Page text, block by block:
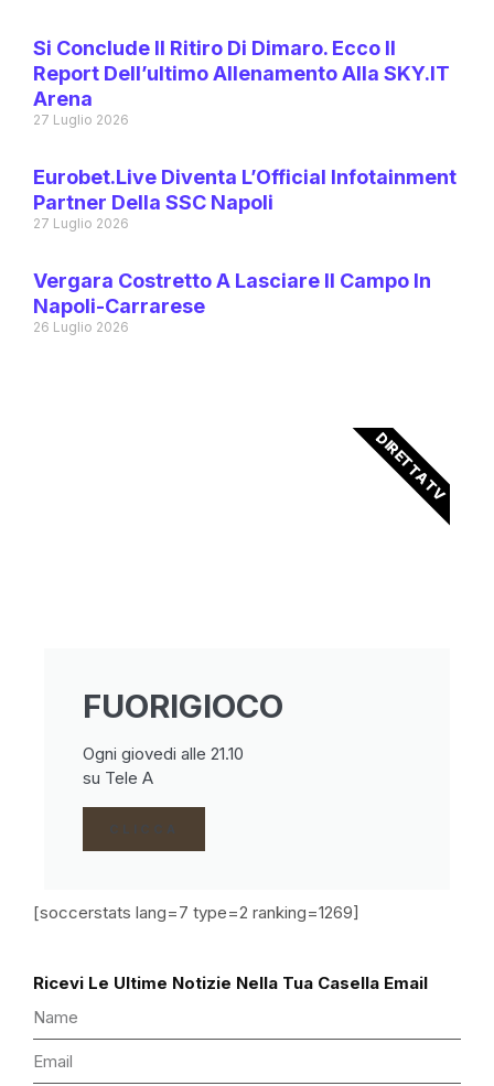
Si Conclude Il Ritiro Di Dimaro. Ecco Il
Report Dell’ultimo Allenamento Alla SKY.IT
Arena
27 Luglio 2026
Eurobet.live Diventa L’Official Infotainment
Partner Della SSC Napoli
27 Luglio 2026
Vergara Costretto A Lasciare Il Campo In
Napoli-Carrarese
26 Luglio 2026
FUORIGIOCO
Ogni giovedi alle 21.10
su Tele A
CLICCA
DIRETTA TV
[soccerstats lang=7 type=2 ranking=1269]
Ricevi Le Ultime Notizie Nella Tua Casella Email